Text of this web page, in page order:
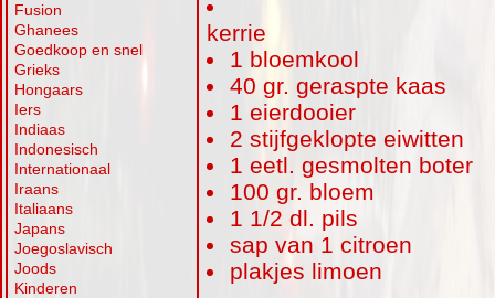
Fusion
Ghanees
Goedkoop en snel
Grieks
Hongaars
Iers
Indiaas
Indonesisch
Internationaal
Iraans
Italiaans
Japans
Joegoslavisch
Joods
Kinderen
kerrie
1 bloemkool
40 gr. geraspte kaas
1 eierdooier
2 stijfgeklopte eiwitten
1 eetl. gesmolten boter
100 gr. bloem
1 1/2 dl. pils
sap van 1 citroen
plakjes limoen